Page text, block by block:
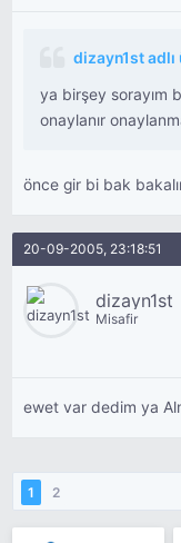
dizayn1st adlı
ya birşey sorayım
onaylanır
önce gir bi bak
20-09-2005, 23:18:51
dizayn1st
Misafir
ewet var dedim ya
1 2